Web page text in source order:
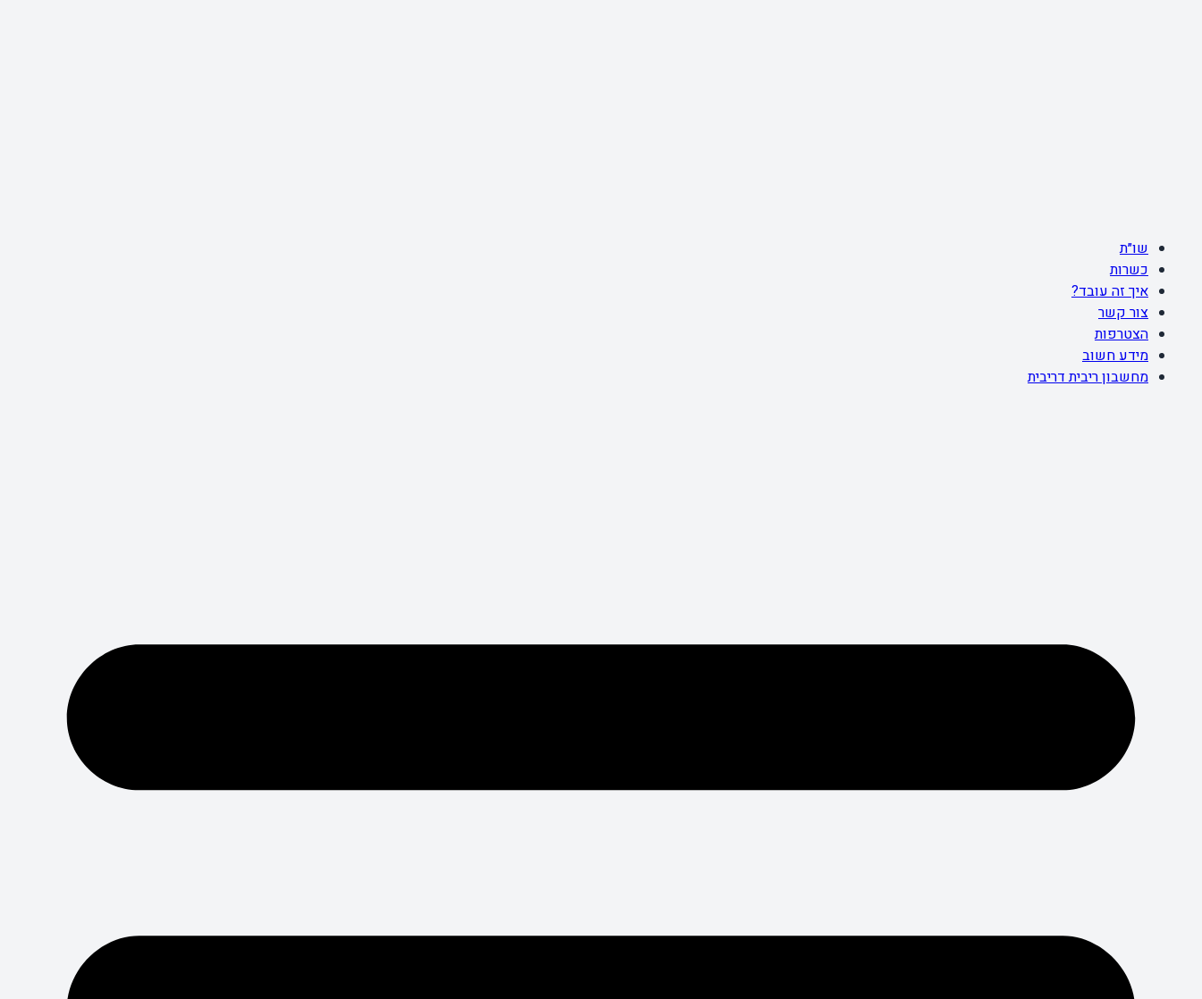
שו״ת
כשרות
איך זה עובד?
צור קשר
הצטרפות
מידע חשוב
מחשבון ריבית דריבית